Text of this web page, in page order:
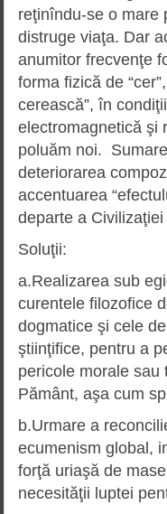
reţinîndu-se o mare
distruge viaţa. Dar
anumitor frecvenţe
forma fizică de
cerească”, în
electromagnetică şi
poluăm noi.
deteriorarea
accentuarea
departe a
Soluţii:
a.Realizarea sub
curentele filozofice
dogmatice şi cele
ştiinţifice, pentru a
pericole morale sau
Pământ, aşa cum
b.Urmare a
ecumenism global,
forţă uriaşă de
necesităţii luptei